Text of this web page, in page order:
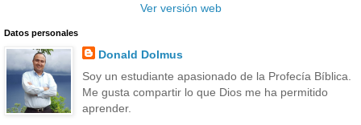
Ver versión web
Datos personales
Donald Dolmus
Soy un estudiante apasionado de la Profecía Bíblica.
Me gusta compartir lo que Dios me ha permitido
aprender.